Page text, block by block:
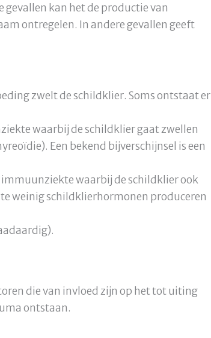
gevallen kan het de productie van
ontregelen. In andere gevallen geeft
zwelt de schildklier. Soms ontstaat er
waarbij de schildklier gaat zwellen
Een bekend bijverschijnsel is een
waarbij de schildklier ook
weinig schildklierhormonen produceren
die van invloed zijn op het tot uiting
ontstaan.